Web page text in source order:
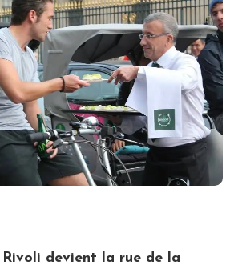
devient la rue de la